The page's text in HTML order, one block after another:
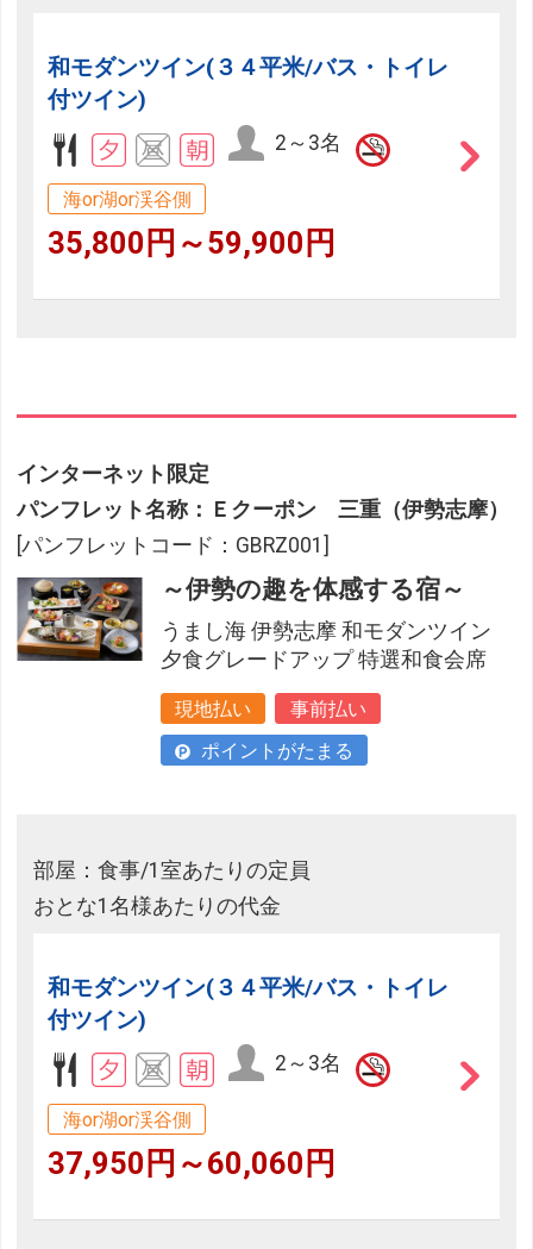
和モダンツイン(３４平米/バス・トイレ
付ツイン)
2～3名
海or湖or渓谷側
35,800円～59,900円
インターネット限定
パンフレット名称：Ｅクーポン 三重（伊勢志摩）
[パンフレットコード：GBRZ001]
～伊勢の趣を体感する宿～
うまし海 伊勢志摩 和モダンツイン
夕食グレードアップ 特選和食会席
現地払い
事前払い
ポイントがたまる
部屋：食事/1室あたりの定員
おとな1名様あたりの代金
和モダンツイン(３４平米/バス・トイレ
付ツイン)
2～3名
海or湖or渓谷側
37,950円～60,060円